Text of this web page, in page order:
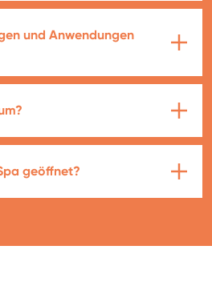
und Anwendungen
geöffnet?